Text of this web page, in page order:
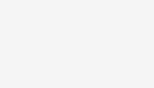
本進行深度解析，一